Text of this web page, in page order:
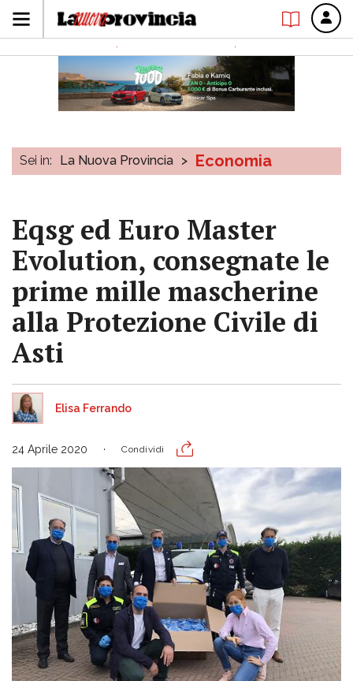
Sei in: La Nuova Provincia > Economia
Eqsg ed Euro Master
Evolution, consegnate le
prime mille mascherine
alla Protezione Civile di
Asti
Elisa Ferrando
24 Aprile 2020 Condividi